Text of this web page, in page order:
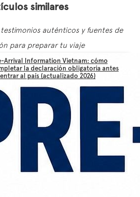
similares
auténticos y fuentes de
para preparar tu viaje
Arrival Information Vietnam: cómo
la declaración obligatoria antes
al país (actualizado 2026)